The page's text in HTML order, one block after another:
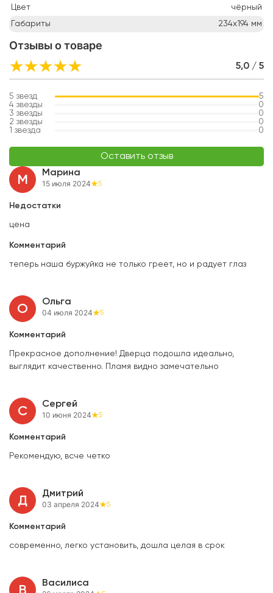
Цвет
чёрный
Габариты
234х194 мм
Отзывы о товаре
М
Марина
15 июля 2024 5
Недостатки
цена
Комментарий
теперь наша буржуйка не только греет, но и радует глаз
О
Ольга
04 июля 2024 5
Комментарий
Прекрасное дополнение! Дверца подошла идеально,
выглядит качественно. Пламя видно замечательно
С
Сергей
10 июня 2024 5
Комментарий
Рекомендую, всче четко
Д
Дмитрий
03 апреля 2024 5
Комментарий
современно, легко установить, дошла целая в срок
Василиса
5,0 / 5
5 звезд
5
4 звезды
0
3 звезды
0
2 звезды
0
1 звезда 0
Оставить отзыв